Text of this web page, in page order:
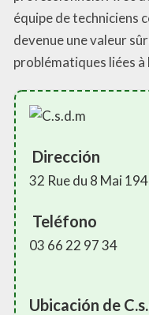
équipe de techniciens
devenue une valeur
problématiques liées à
Dirección
32 Rue du 8 Mai
Teléfono
03 66 22 97 34
Ubicación de